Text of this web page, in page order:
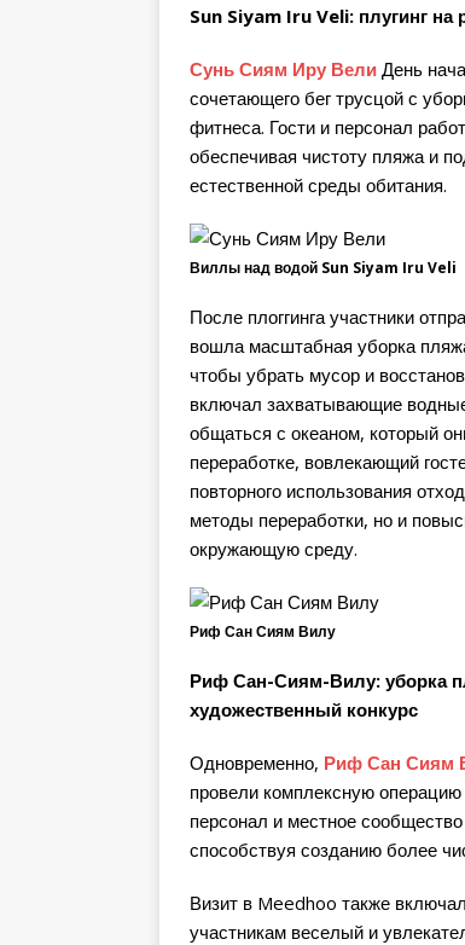
Sun Siyam Iru Veli: плугинг на
Сунь Сиям Иру Вели День
сочетающего бег трусцой с
фитнеса. Гости и персонал
обеспечивая чистоту пляжа и
естественной среды обитания.
Виллы над водой Sun Siyam Iru Veli
После плоггинга участники
вошла масштабная уборка
чтобы убрать мусор и
включал захватывающие
общаться с океаном, который
переработке, вовлекающий
повторного использования
методы переработки, но и
окружающую среду.
Риф Сан Сиям Вилу
Риф Сан-Сиям-Вилу: уборка
художественный конкурс
Одновременно, Риф Сан Сиям
провели комплексную операцию
персонал и местное
способствуя созданию более
Визит в Meedhoo также
участникам веселый и